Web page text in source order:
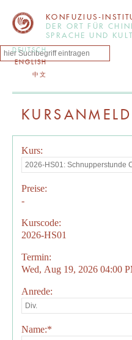
KONFUZIUS-
DER ORT FÜR
SPRACHE UND
DEUTSCH
ENGLISH
中文
Kurs:
Preise:
-
Kurscode:
2026-HS01
Termin:
Wed, Aug 19, 2026 04:00
Anrede:
Name:*